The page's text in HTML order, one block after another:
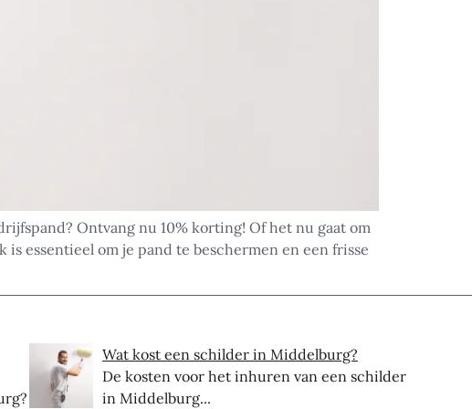
Ontvang nu 10% korting! Of het nu gaat om
essentieel om je pand te beschermen en een frisse
Wat kost een schilder in Middelburg?
De kosten voor het inhuren van een schilder
in Middelburg...